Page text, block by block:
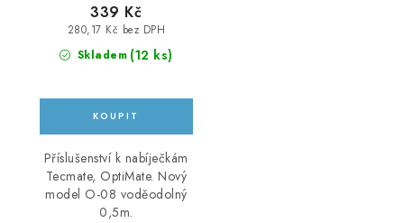
Skladem (12 ks)
280,17 Kč bez DPH
339 Kč
Příslušenství k nabíječkám
Tecmate, OptiMate. Nový
model O-08 voděodolný
0,5m.